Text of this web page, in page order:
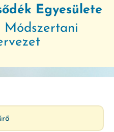
Egyesülete
Módszertani